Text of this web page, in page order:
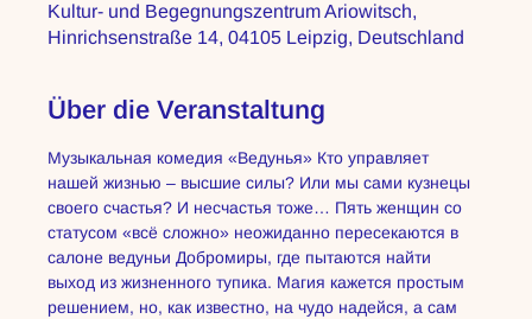
Kultur- und Begegnungszentrum Ariowitsch,
Hinrichsenstraße 14, 04105 Leipzig, Deutschland
Über die Veranstaltung
Музыкальная комедия «Ведунья» Кто управляет
нашей жизнью – высшие силы? Или мы сами кузнецы
своего счастья? И несчастья тоже… Пять женщин со
статусом «всё сложно» неожиданно пересекаются в
салоне ведуньи Добромиры, где пытаются найти
выход из жизненного тупика. Магия кажется простым
решением, но, как известно, на чудо надейся, а сам